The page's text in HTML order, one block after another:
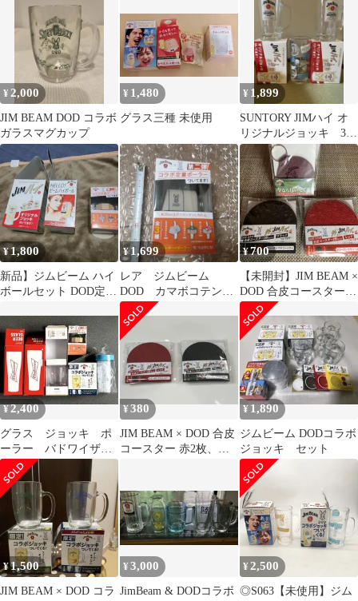
¥2,000
JIM BEAM DOD コラボ
ガラスマグカップ
¥ 1,480
グラス三種 未使用
¥ 1,899
SUNTORY JIMハイ オ
リジナルジョッキ 3個
セット
¥1,800
新品】ジムビーム ハイ
ボールセット DOD定量
ジョッキ2個
¥1,699
レア ジムビーム
DOD カマボコテン
ト 未開封
¥700
【未開封】JIM BEAM ×
DOD 合皮コースター
と コインケース セット
¥2,400
グラス ジョッキ ポ
ーラー バドワイザ
ー DOD ジムビーム
陸 おまとめ
¥380
JIM BEAM × DOD 合皮
コースター 赤2枚、黒2
¥ 1,890
ジムビーム DODコラボ
ジョッキ セット
¥1,500
JIM BEAM × DOD コラ
¥3,000
JimBeam & DODコラボ
¥2,500
◎S063【未使用】ジム